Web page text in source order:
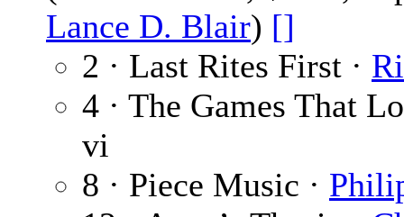
Lance D. Blair) []
2 · Last Rites First ·
4 · The Games That
vi
8 · Piece Music ·